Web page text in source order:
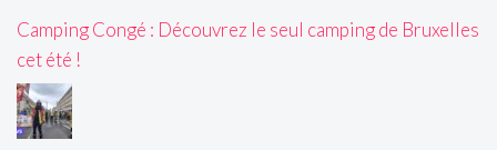
Camping Congé : Découvrez le seul camping de Bruxelles
cet été !